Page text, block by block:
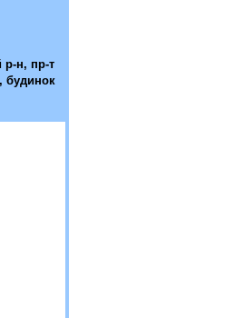
н, пр-т
будинок